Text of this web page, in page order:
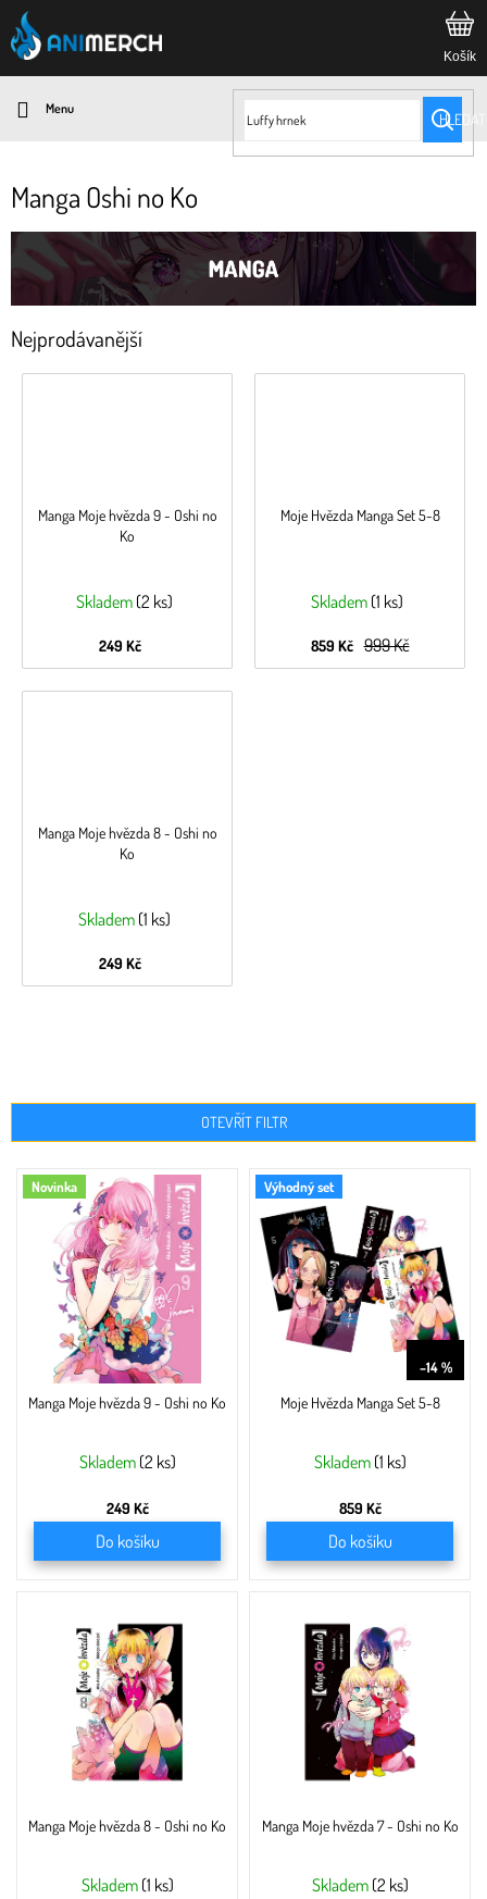
Přejít
na
obsah
HLEDAT
Manga Oshi no Ko
Nejprodávanější
Manga Moje hvězda 9 - Oshi no
Ko
Skladem (2 ks)
249 Kč
Moje Hvězda Manga Set 5-8
Skladem (1 ks)
999 Kč
859 Kč
Manga Moje hvězda 8 - Oshi no
Ko
Skladem (1 ks)
249 Kč
OTEVŘÍT FILTR
Novinka
Manga Moje hvězda 9 - Oshi no Ko
Skladem (2 ks)
249 Kč
Do košíku
Výhodný set
–14 %
Moje Hvězda Manga Set 5-8
Skladem (1 ks)
859 Kč
Do košíku
Manga Moje hvězda 8 - Oshi no Ko
Skladem (1 ks)
Manga Moje hvězda 7 - Oshi no Ko
Skladem (2 ks)